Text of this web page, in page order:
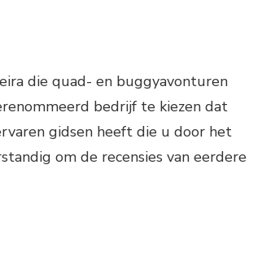
die quad- en buggyavonturen
bedrijf te kiezen dat
gidsen heeft die u door het
om de recensies van eerdere